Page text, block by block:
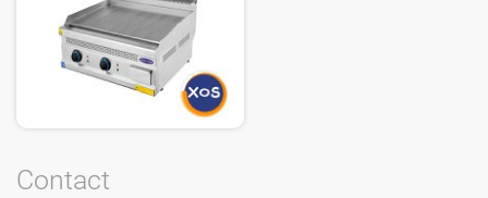
Contact